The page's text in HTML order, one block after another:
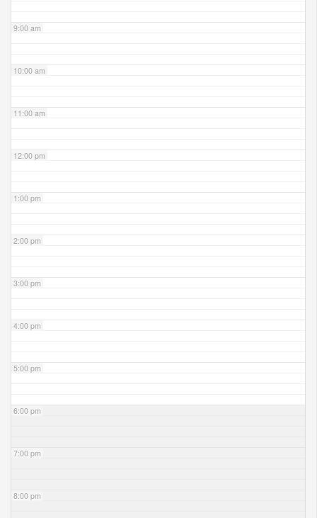
9:00 am
10:00 am
11:00 am
12:00 pm
1:00 pm
2:00 pm
3:00 pm
4:00 pm
5:00 pm
6:00 pm
7:00 pm
8:00 pm